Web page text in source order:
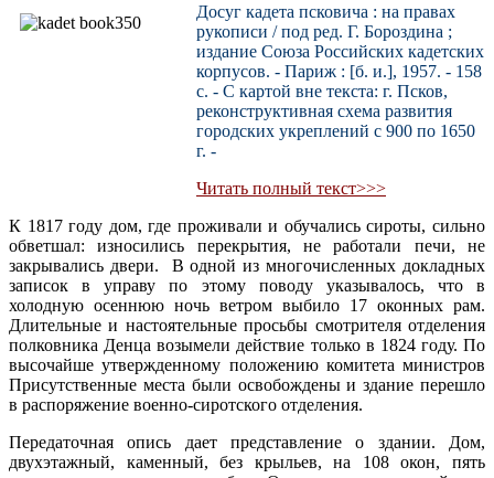
Досуг кадета псковича : на правах
рукописи / под ред. Г. Бороздина ;
издание Союза Российских кадетских
корпусов. - Париж : [б. и.], 1957. - 158
с. - С картой вне текста: г. Псков,
реконструктивная схема развития
городских укреплений с 900 по 1650
г. -
Читать полный текст>>>
К 1817 году дом, где проживали и обучались сироты, сильно
обветшал: износились перекрытия, не работали печи, не
закрывались двери. В одной из многочисленных докладных
записок в управу по этому поводу указывалось, что в
холодную осеннюю ночь ветром выбило 17 оконных рам.
Длительные и настоятельные просьбы смотрителя отделения
полковника Денца возымели действие только в 1824 году. По
высочайше утвержденному положению комитета министров
Присутственные места были освобождены и здание перешло
в распоряжение военно-сиротского отделения.
Передаточная опись дает представление о здании. Дом,
двухэтажный, каменный, без крыльев, на 108 окон, пять